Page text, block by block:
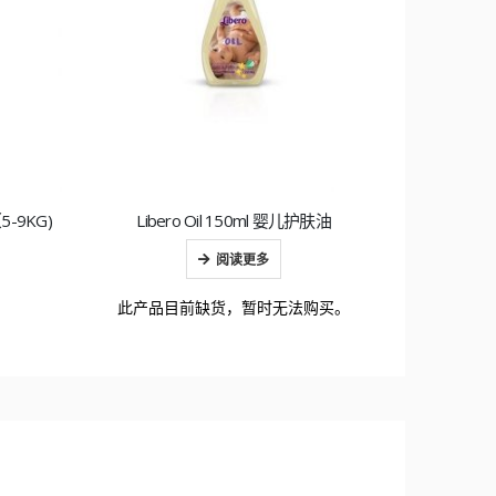
9KG) Libero Oil 150ml 婴儿护肤油
阅读更多
此产品目前缺货，暂时无法购买。